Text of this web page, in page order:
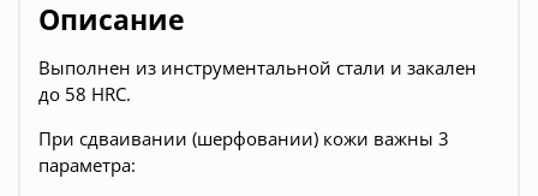
Описание
Выполнен из инструментальной стали и закален
до 58 HRC.
При сдваивании (шерфовании) кожи важны 3
параметра: